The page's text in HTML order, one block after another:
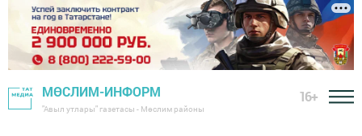
МӨСЛИМ-ИНФОРМ
"Авыл утлары" газетасы - Мөслим районы
16+